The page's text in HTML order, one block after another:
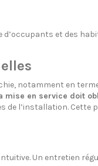
et des
notamment en
mise en service doit
de l’installation.
Un entretien